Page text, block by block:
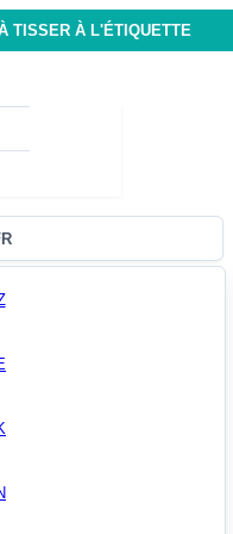
TISSER À L'ÉTIQUETTE